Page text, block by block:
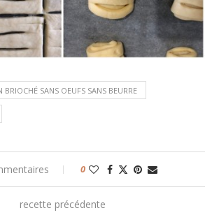
BRIOCHÉ SANS OEUFS SANS BEURRE
0
recette précédente